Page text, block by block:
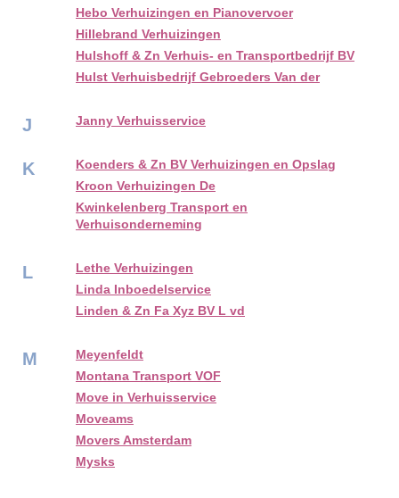
Hebo Verhuizingen en Pianovervoer
Hillebrand Verhuizingen
Hulshoff & Zn Verhuis- en Transportbedrijf BV
Hulst Verhuisbedrijf Gebroeders Van der
J Janny Verhuisservice
K
Koenders & Zn BV Verhuizingen en Opslag
Kroon Verhuizingen De
Kwinkelenberg Transport en
Verhuisonderneming
L
Lethe Verhuizingen
Linda Inboedelservice
Linden & Zn Fa Xyz BV L vd
M
Meyenfeldt
Montana Transport VOF
Move in Verhuisservice
Moveams
Movers Amsterdam
Mysks